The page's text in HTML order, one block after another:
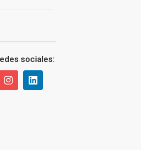
sociales: